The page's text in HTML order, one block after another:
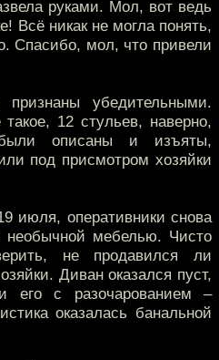
руками. Мол, вот ведь
Всё никак не могла понять,
Спасибо, мол, что привели
убедительными.
12 стульев, наверно,
описаны и изъяты,
под присмотром хозяйки
июля, оперативники снова
необычной мебелью. Чисто
не продавился ли
Диван оказался пуст,
его с разочарованием –
оказалась банальной